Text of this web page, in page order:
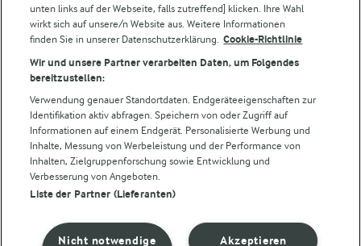
Folge uns!
Cookie Wahl wieder öffnen
unten links auf der Webseite, falls zutreffend] klicken. Ihre Wahl
wirkt sich auf unsere/n Website aus. Weitere Informationen
finden Sie in unserer Datenschutzerklärung. Cookie-Richtlinie
Wir und unsere Partner verarbeiten Daten, um Folgendes
bereitzustellen:
Verwendung genauer Standortdaten. Endgeräteeigenschaften zur
Identifikation aktiv abfragen. Speichern von oder Zugriff auf
Informationen auf einem Endgerät. Personalisierte Werbung und
Inhalte, Messung von Werbeleistung und der Performance von
Inhalten, Zielgruppenforschung sowie Entwicklung und
Verbesserung von Angeboten.
Liste der Partner (Lieferanten)
Akzeptieren
Nicht notwendige